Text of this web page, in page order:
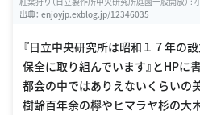
出典： enjoyjp.exblog.jp/12346035
『日立中央研究所は昭和１７年の
保全に取り組んでいます』とHPに
都会の中ではありえないくらいの
樹齢百年余の欅やヒマラヤ杉の大